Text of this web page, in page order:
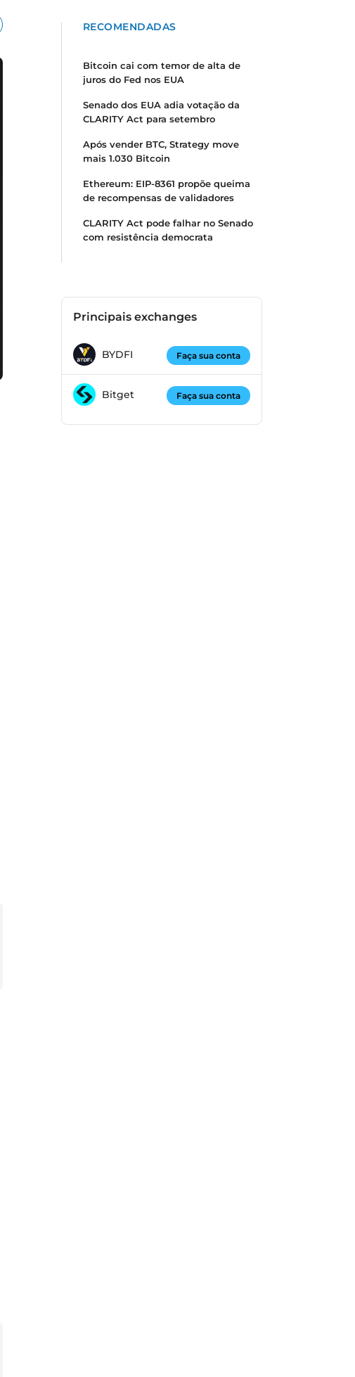
RECOMENDADAS
Bitcoin cai com temor de alta de
juros do Fed nos EUA
Senado dos EUA adia votação da
CLARITY Act para setembro
Após vender BTC, Strategy move
mais 1.030 Bitcoin
Ethereum: EIP-8361 propõe queima
de recompensas de validadores
CLARITY Act pode falhar no Senado
com resistência democrata
Principais exchanges
BYDFI Faça sua conta
Bitget Faça sua conta